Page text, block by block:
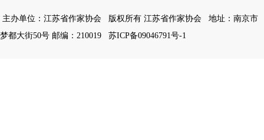
主办单位：江苏省作家协会 版权所有 江苏省作家协会
地址：南京市
梦都大街50号 邮编：210019
苏ICP备09046791号-1